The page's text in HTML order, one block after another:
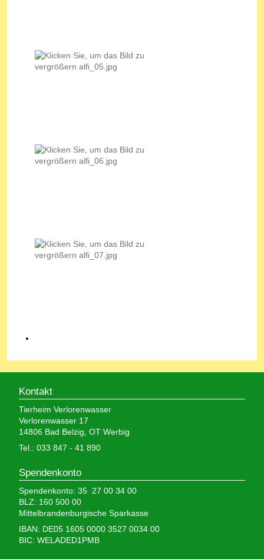
Kontakt
Tierheim Verlorenwasser
Verlorenwasser 17
14806 Bad Belzig, OT Werbig
Tel.: 033 847 - 41 890
Spendenkonto
Spendenkonto: 35 27 00 34 00
BLZ: 160 500 00
Mittelbrandenburgische Sparkasse
IBAN: DE05 1605 0000 3527 0034 00
BIC: WELADED1PMB